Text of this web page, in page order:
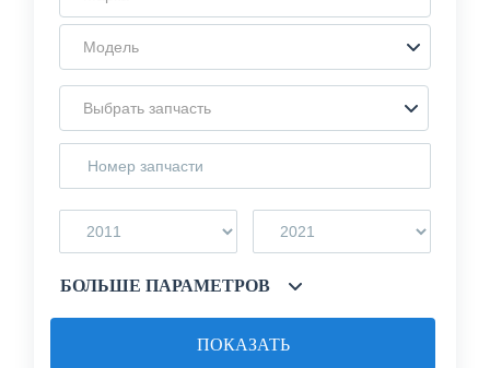
Модель
Выбрать запчасть
БОЛЬШЕ ПАРАМЕТРОВ
ПОКАЗАТЬ